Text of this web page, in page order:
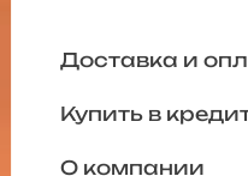
Доставка и
Купить в
О компании